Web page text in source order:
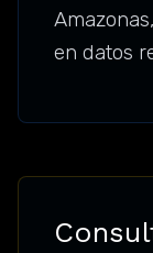
en datos